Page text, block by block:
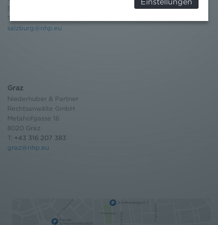
5020 Salzburg
T:
salzburg@nhp.eu
Graz
Niederhuber & Partner
Rechtsanwälte GmbH
Metahofgasse 16
8020 Graz
T: +43 316 207 383
graz@nhp.eu
Überwachungszwecken, verarbeitet werden und
werden können. Zudem finden Sie am